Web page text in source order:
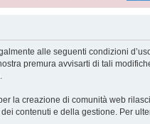
alle seguenti condizioni
premura avvisarti di tali
la creazione di comunità web
contenuti e della gestione. Per